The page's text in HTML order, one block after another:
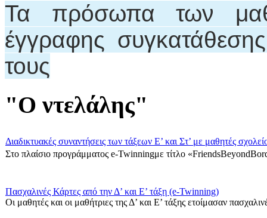
Τα πρόσωπα των
έγγραφης
τους
"Ο ντελάλης"
Διαδικτυακές συναντήσεις των τάξεων Ε’ και Στ’ με μαθητές
Στο πλαίσιο προγράμματος e-Twinningμε τίτλο
Πασχαλινές Κάρτες από την Δ’ και Ε’ τάξη (e-Twinning)
Οι μαθητές και οι μαθήτριες της Δ’ και Ε’ τάξης ετοίμασαν